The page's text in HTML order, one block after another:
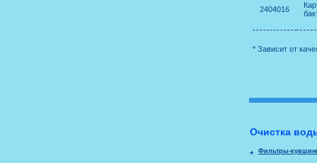
2404016
* Зависит от
Очистка
Фильтры-